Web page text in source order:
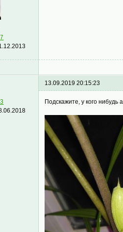
13.09.2019 20:15:23
Подскажите, у кого нибудь